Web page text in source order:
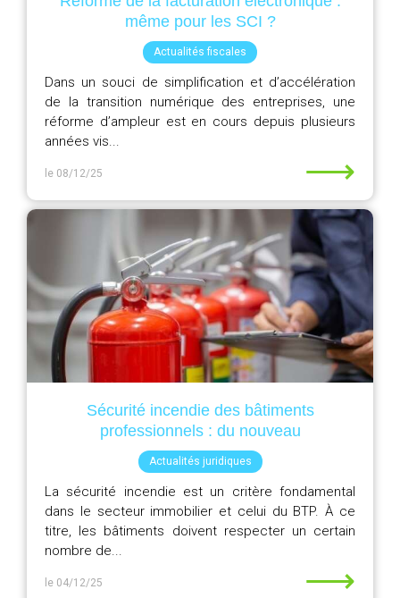
même pour les SCI ?
Actualités fiscales
Dans un souci de simplification et d’accélération
de la transition numérique des entreprises, une
réforme d’ampleur est en cours depuis plusieurs
années vis...
le 08/12/25 ⟶
Sécurité incendie des bâtiments
professionnels : du nouveau
Actualités juridiques
La sécurité incendie est un critère fondamental
dans le secteur immobilier et celui du BTP. À ce
titre, les bâtiments doivent respecter un certain
nombre de...
le 04/12/25 ⟶